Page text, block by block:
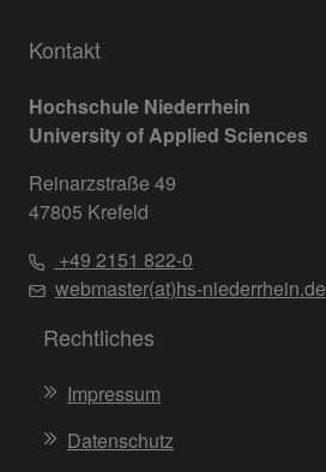
Kontakt
Hochschule Niederrhein
University of Applied Sciences
Reinarzstraße 49
47805 Krefeld
+49 2151 822-0
webmaster(at)hs-niederrhein.de
Rechtliches
Impressum
Datenschutz